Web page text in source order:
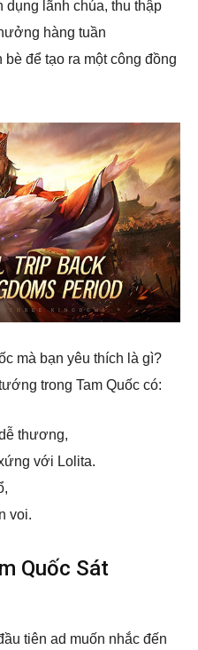
dụng lãnh chúa, thu thập
hàng tuần
để tạo ra một công đồng
mà bạn yêu thích là gì?
trong Tam Quốc có:
thương,
với Lolita.
voi.
Quốc Sát
tiên ad muốn nhắc đến